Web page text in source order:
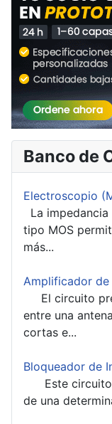
Banco de
Electroscopio
La
tipo MOS
más...
Amplificador de
El circuito
entre una
cortas e...
Bloqueador de
Este circuito
de una